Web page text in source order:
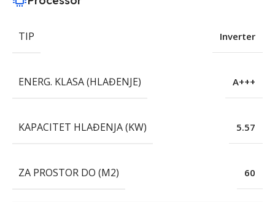
TIP Inverter
ENERG. KLASA (HLAĐENJE) A+++
KAPACITET HLAĐENJA (KW) 5.57
ZA PROSTOR DO (M2) 60